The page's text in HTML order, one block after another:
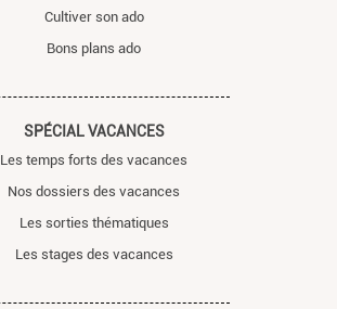
Cultiver son ado
Bons plans ado
SPÉCIAL VACANCES
Les temps forts des vacances
Nos dossiers des vacances
Les sorties thématiques
Les stages des vacances